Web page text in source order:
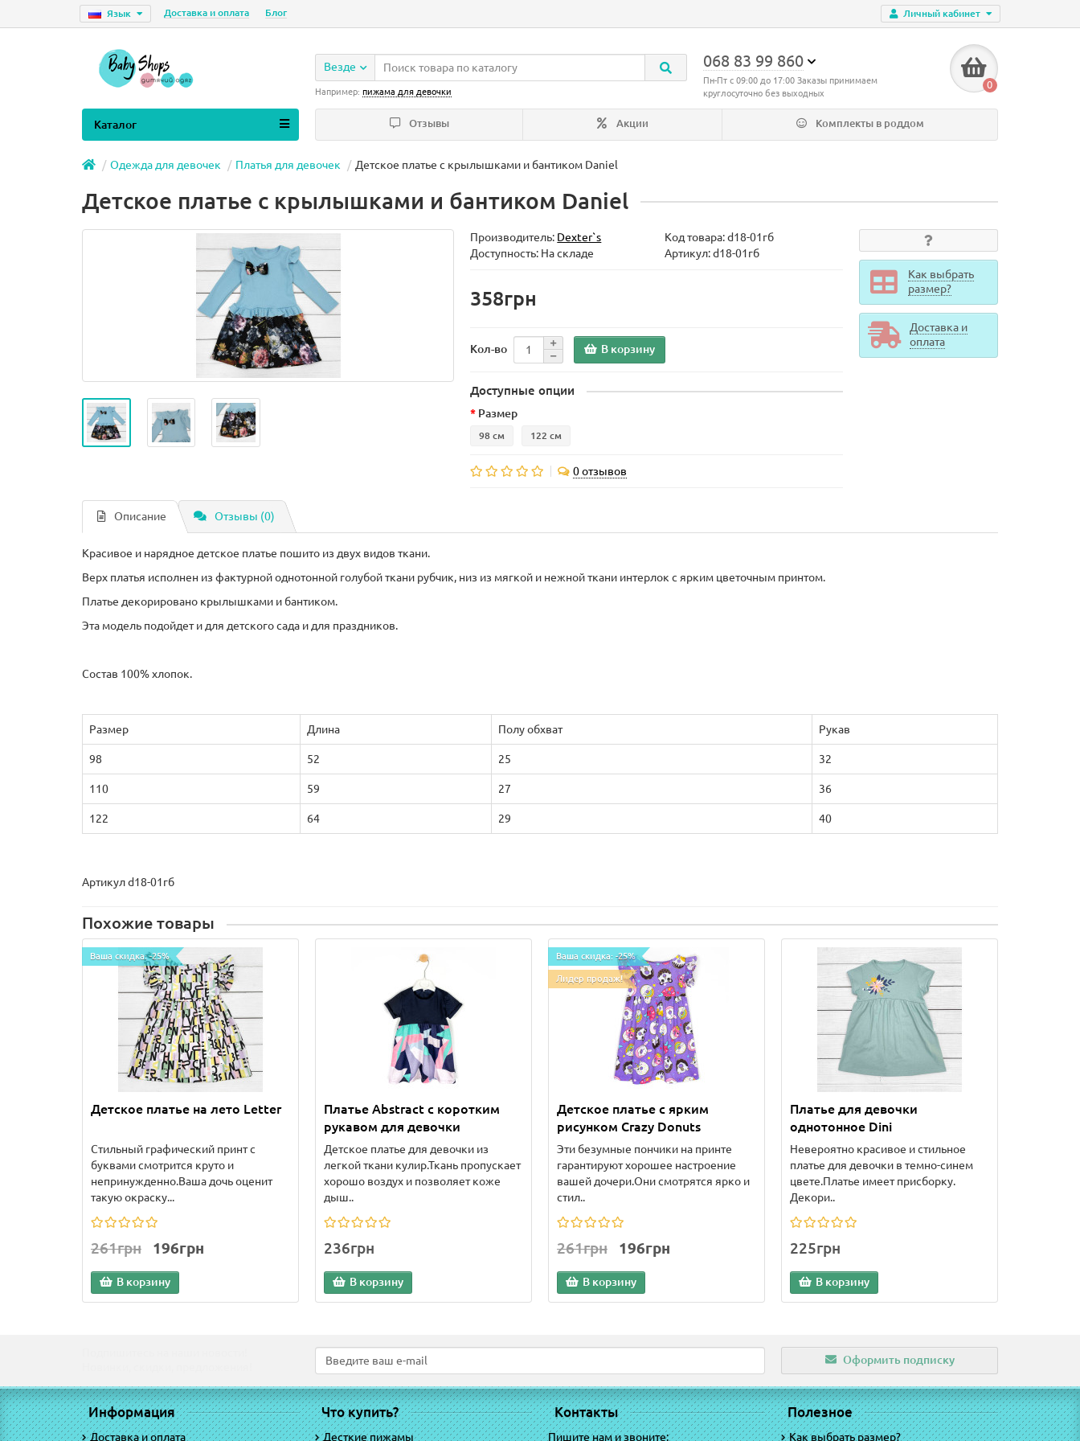
Личный кабинет
Язык Доставка и оплата Блог
068 83 99 860
Пн-Пт с 09:00 до 17:00 Заказы принимаем
круглосуточно без выходных
0
Везде
Например: пижама для девочки
Отзывы Акции Комплекты в роддом
Каталог
Одежда для девочек Платья для девочек Детское платье с крылышками и бантиком Daniel
Детское платье с крылышками и бантиком Daniel
Производитель: Dexter`s Код товара:d18-01гб
Доступность: На складе
Артикул: d18-01гб
358грн
Кол-во В корзину
Доступные опции
Размер
98 см 122 см
0 отзывов
Как выбрать
размер?
Доставка и
оплата
Описание Отзывы (0)
Красивое и нарядное детское платье пошито из двух видов ткани.
Верх платья исполнен из фактурной однотонной голубой ткани рубчик, низ из мягкой и нежной ткани интерлок с ярким цветочным принтом.
Платье декорировано крылышками и бантиком.
Эта модель подойдет и для детского сада и для праздников.
Состав 100% хлопок.
Размер Длина Полу обхват Рукав
98 52 25 32
110 59 27 36
122 64 29 40
Артикул d18-01гб
Похожие товары
Ваша скидка: -25%
Детское платье на лето Letter
Стильный графический принт с
буквами смотрится круто и
непринужденно.Ваша дочь оценит
такую окраску...
261грн 196грн
В корзину
Платье Abstract с коротким
рукавом для девочки
Детское платье для девочки из
легкой ткани кулир.Ткань пропускает
хорошо воздух и позволяет коже
дыш..
236грн
В корзину
Ваша скидка: -25%
Лидер продаж!
Детское платье с ярким
рисунком Crazy Donuts
Эти безумные пончики на принте
гарантируют хорошее настроение
вашей дочери.Они смотрятся ярко и
стил..
261грн 196грн
В корзину
Платье для девочки
однотонное Dini
Невероятно красивое и стильное
платье для девочки в темно-синем
цвете.Платье имеет присборку.
Декори..
225грн
В корзину
Оформить подписку
Информация
Доставка и оплата
Что купить?
Десткие пижамы
Контакты
Пишите нам и звоните:
Полезное
Как выбрать размер?